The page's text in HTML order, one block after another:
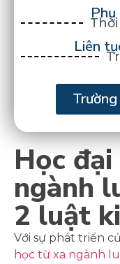
Học
ngành
2 luật
Với sự phát triển
học từ xa ngành
Liên